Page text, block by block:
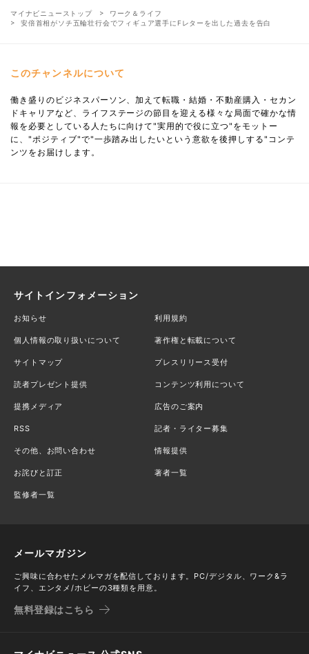
マイナビニューストップ
ワーク＆ライフ
安倍首相がソチ五輪壮行会でフィギュア選手にFレターを出した過去を告白
このチャンネルについて
働き盛りのビジネスパーソン、加えて転職・結婚・不動産購入・セカン
ドキャリアなど、ライフステージの節目を迎える様々な局面で確かな情
報を必要としている人たちに向けて"実用的で役に立つ"をモットー
に、"ポジティブ"で"一歩踏み出したいという意欲を後押しする"コンテ
ンツをお届けします。
サイトインフォメーション
お知らせ 利用規約
個人情報の取り扱いについて 著作権と転載について
サイトマップ プレスリリース受付
読者プレゼント提供 コンテンツ利用について
提携メディア 広告のご案内
RSS 記者・ライター募集
その他、お問い合わせ 情報提供
お詫びと訂正 著者一覧
監修者一覧
メールマガジン
ご興味に合わせたメルマガを配信しております。PC/デジタル、ワーク&ラ
イフ、エンタメ/ホビーの3種類を用意。
無料登録はこちら